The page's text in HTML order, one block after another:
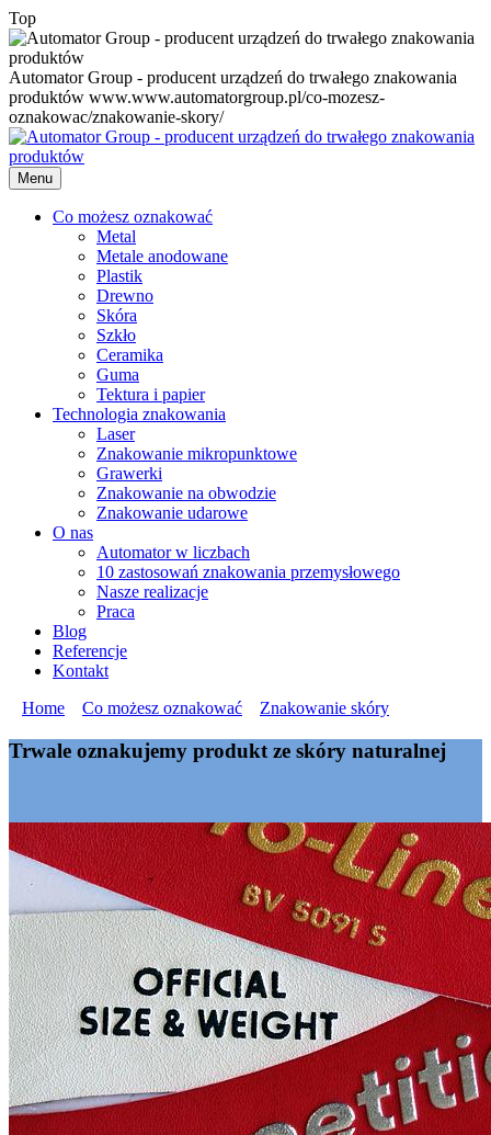
Top
Automator Group - producent urządzeń do trwałego znakowania
produktów www.www.automatorgroup.pl/co-mozesz-
oznakowac/znakowanie-skory/
Menu
Co możesz oznakować
Metal
Metale anodowane
Plastik
Drewno
Skóra
Szkło
Ceramika
Guma
Tektura i papier
Technologia znakowania
Laser
Znakowanie mikropunktowe
Grawerki
Znakowanie na obwodzie
Znakowanie udarowe
O nas
Automator w liczbach
10 zastosowań znakowania przemysłowego
Nasze realizacje
Praca
Blog
Referencje
Kontakt
Home Co możesz oznakować Znakowanie skóry
Trwale oznakujemy produkt ze skóry naturalnej